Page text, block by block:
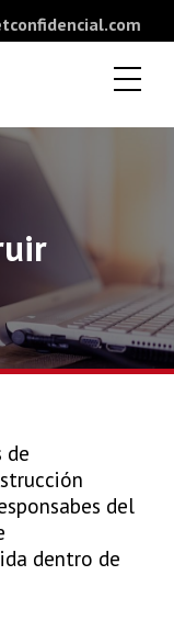
de
del
dentro de